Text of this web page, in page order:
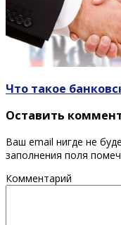
Что такое
Оставить
Ваш email нигде не
заполнения поля
Комментарий